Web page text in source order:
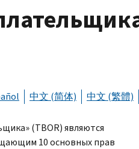
中文 (简体) 中文 (繁體)
(TBOR) являются
10 основных прав